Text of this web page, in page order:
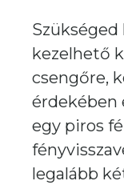
Szükséged
kezelhető
csengőre,
érdekében
egy piros
legalább